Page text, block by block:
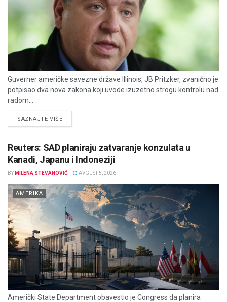
Guverner američke savezne države Illinois, JB Pritzker, zvanično je
potpisao dva nova zakona koji uvode izuzetno strogu kontrolu nad
radom...
SAZNAJTE VIŠEDETAILS
Reuters: SAD planiraju zatvaranje konzulata u
Kanadi, Japanu i Indoneziji
BY MILENA STEVANOVIĆ AVGUST 5, 2026
AMERIKA
Američki State Department obavestio je Congress da planira